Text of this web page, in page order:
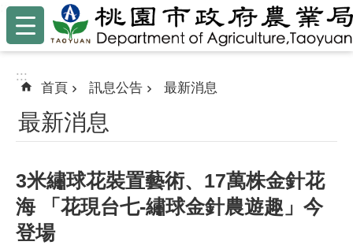
跳到主要內容區塊
:::
:::
首頁 訊息公告 最新消息
最新消息
3米繡球花裝置藝術、17萬株金針花
海 「花現台七-繡球金針農遊趣」今
登場